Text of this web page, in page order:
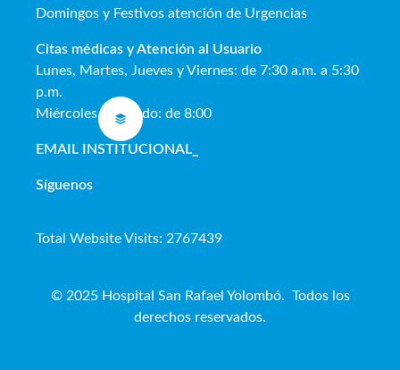
Domingos y Festivos atención de Urgencias
Citas médicas y Atención al Usuario
Lunes, Martes, Jueves y Viernes: de 7:30 a.m. a 5:30
p.m.
Miércoles y Sábado: de 8:00
EMAIL INSTITUCIONAL
Síguenos
Total Website Visits: 2767439
© 2025 Hospital San Rafael Yolombó. Todos los
derechos reservados.